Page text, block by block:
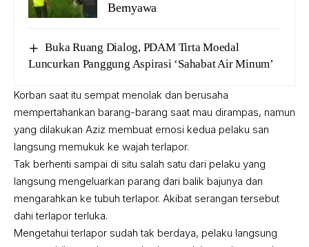
Bernyawa
Buka Ruang Dialog, PDAM Tirta Moedal
Luncurkan Panggung Aspirasi ‘Sahabat Air Minum’
Korban saat itu sempat menolak dan berusaha
mempertahankan barang-barang saat mau dirampas, namun
yang dilakukan Aziz membuat emosi kedua pelaku san
langsung memukuk ke wajah terlapor.
Tak berhenti sampai di situ salah satu dari pelaku yang
langsung mengeluarkan parang dari balik bajunya dan
mengarahkan ke tubuh terlapor. Akibat serangan tersebut
dahi terlapor terluka.
Mengetahui terlapor sudah tak berdaya, pelaku langsung